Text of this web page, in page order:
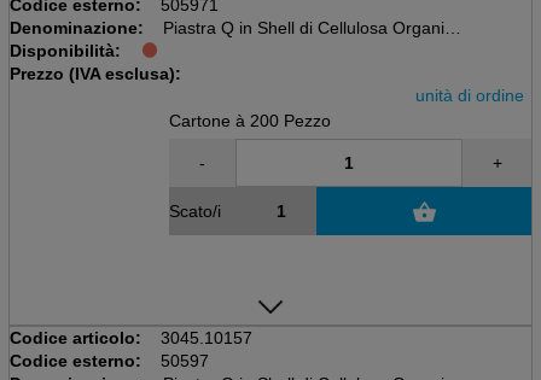
Codice esterno:
505971
Denominazione:
Piastra Q in Shell di Cellulosa Organica
180 mm x 180 mm x 36 mm
Disponibilità:
Prezzo (IVA esclusa):
unità di ordine
Cartone à 200 Pezzo
- +
Scato/i
Codice articolo:
3045.10157
Codice esterno:
50597